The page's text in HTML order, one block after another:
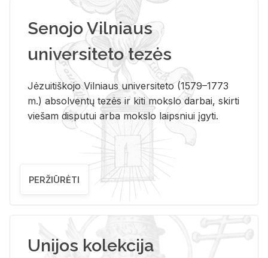
Senojo Vilniaus
universiteto tezės
Jėzuitiškojo Vilniaus universiteto (1579–1773
m.) absolventų tezės ir kiti mokslo darbai, skirti
viešam disputui arba mokslo laipsniui įgyti.
PERŽIŪRĖTI
Unijos kolekcija